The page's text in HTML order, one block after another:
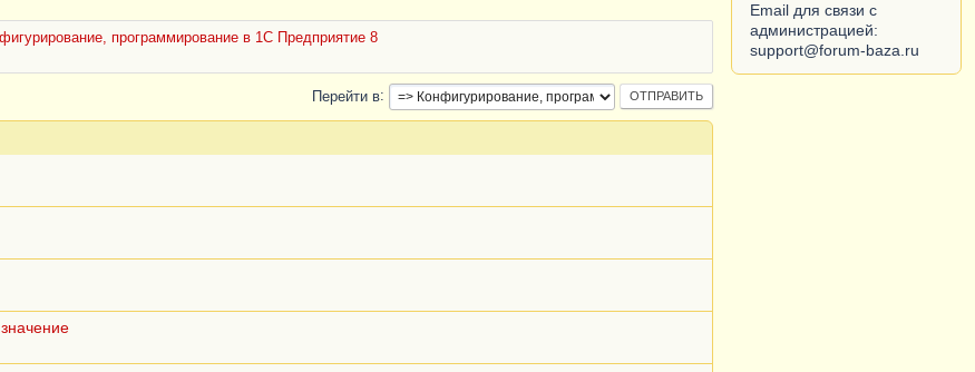
программирование в 1С Предприятие 8
Перейти в
Email для связи с
администрацией: